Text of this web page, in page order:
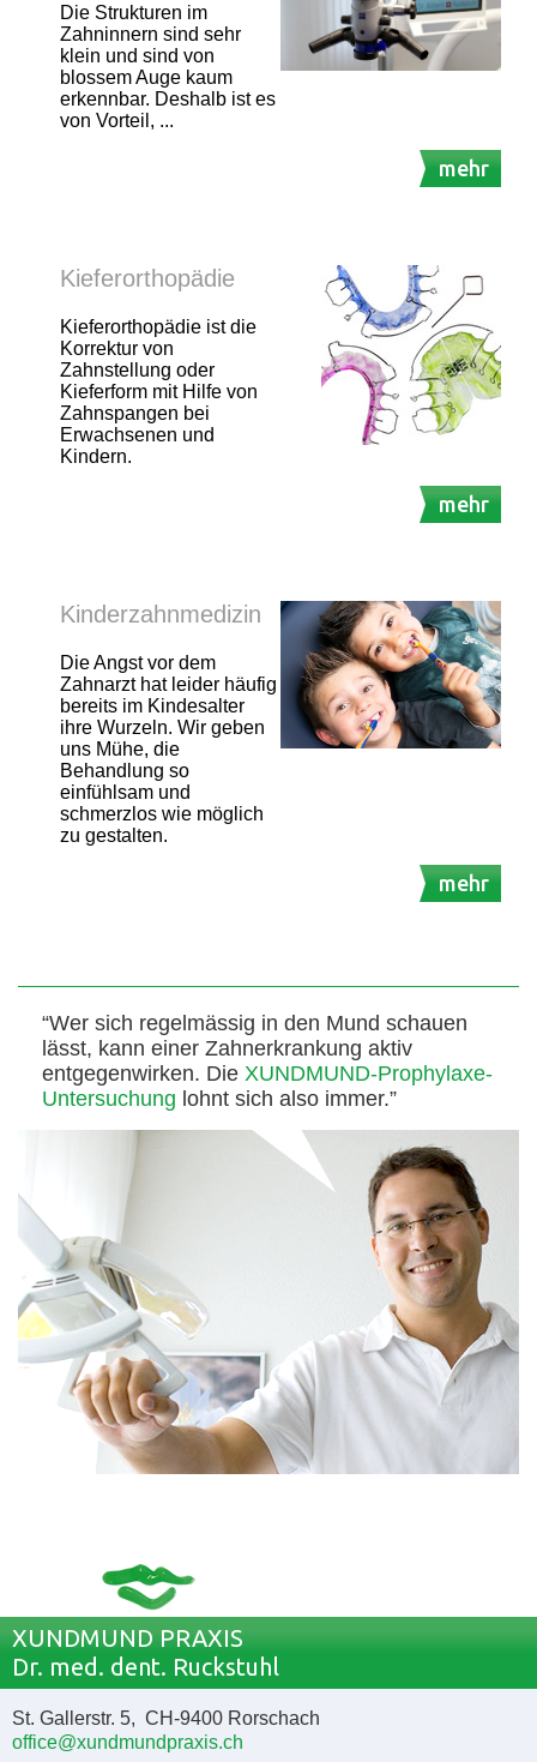
Die Strukturen im
Zahninnern sind sehr
klein und sind von
blossem Auge kaum
erkennbar. Deshalb ist es
von Vorteil, ...
mehr
Kieferorthopädie
Kieferorthopädie ist die
Korrektur von
Zahnstellung oder
Kieferform mit Hilfe von
Zahnspangen bei
Erwachsenen und
Kindern.
mehr
Kinderzahnmedizin
Die Angst vor dem
Zahnarzt hat leider häufig
bereits im Kindesalter
ihre Wurzeln. Wir geben
uns Mühe, die
Behandlung so
einfühlsam und
schmerzlos wie möglich
zu gestalten.
mehr
“Wer sich regelmässig in den Mund schauen
lässt, kann einer Zahnerkrankung aktiv
entgegenwirken. Die XUNDMUND-Prophylaxe-
Untersuchung lohnt sich also immer.”
XUNDMUND PRAXIS
Dr. med. dent. Ruckstuhl
St. Gallerstr. 5, CH-9400 Rorschach
office@xundmundpraxis.ch